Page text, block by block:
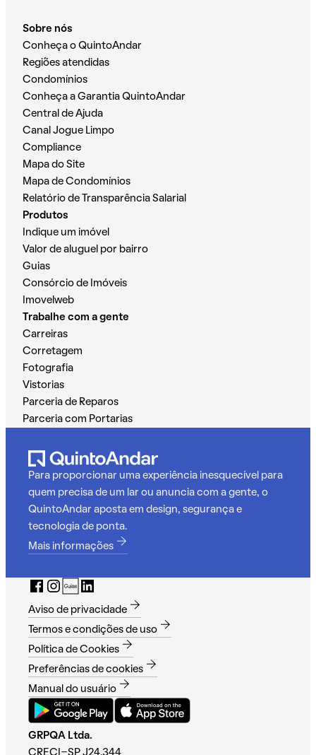
Sobre nós
Conheça o QuintoAndar
Regiões atendidas
Condomínios
Conheça a Garantia QuintoAndar
Central de Ajuda
Canal Jogue Limpo
Compliance
Mapa do Site
Mapa de Condomínios
Relatório de Transparência Salarial
Produtos
Indique um imóvel
Valor de aluguel por bairro
Guias
Consórcio de Imóveis
Imovelweb
Trabalhe com a gente
Carreiras
Corretagem
Fotografia
Vistorias
Parceria de Reparos
Parceria com Portarias
Para proporcionar uma experiência inesquecível para
quem precisa de um lar ou anuncia com a gente, o
QuintoAndar aposta em design, segurança e
tecnologia de ponta.
Mais informações
Aviso de privacidade
Termos e condições de uso
Política de Cookies
Preferências de cookies
Manual do usuário
GRPQA Ltda.